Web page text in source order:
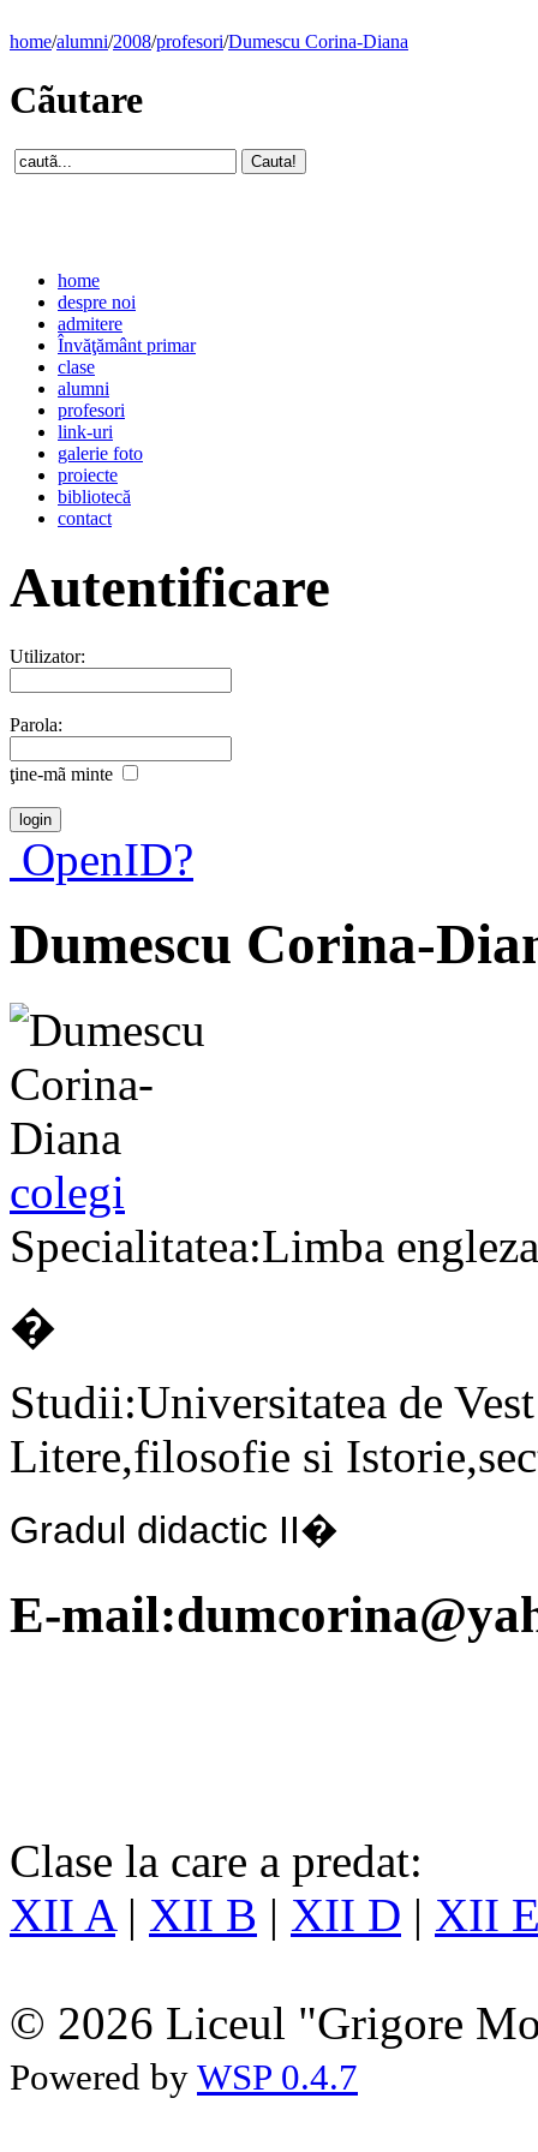
home/alumni/2008/profesori/Dumescu Corina-Diana
Cãutare
home
despre noi
admitere
Învăţământ primar
clase
alumni
profesori
link-uri
galerie foto
proiecte
bibliotecă
contact
Autentificare
Utilizator:
Parola:
ţine-mã minte
OpenID?
Dumescu Corina-
colegi
Specialitatea:Limba engleza
�
Studii:Universitatea de
Litere,filosofie si
Gradul didactic II�
E-
Clase la care a predat:
XII A| XII B | XII D | XII
© 2026 Liceul "Grigore
Powered by WSP 0.4.7